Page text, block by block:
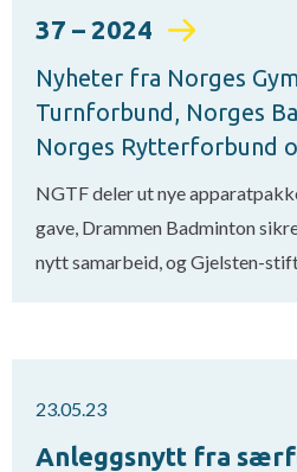
37 – 2024
Nyheter fra Norges
Turnforbund, Norges
Norges Rytterforbund
NGTF deler ut nye
gave, Drammen Badminton
nytt samarbeid, og Gjelsten-
23.05.23
Anleggsnytt fra